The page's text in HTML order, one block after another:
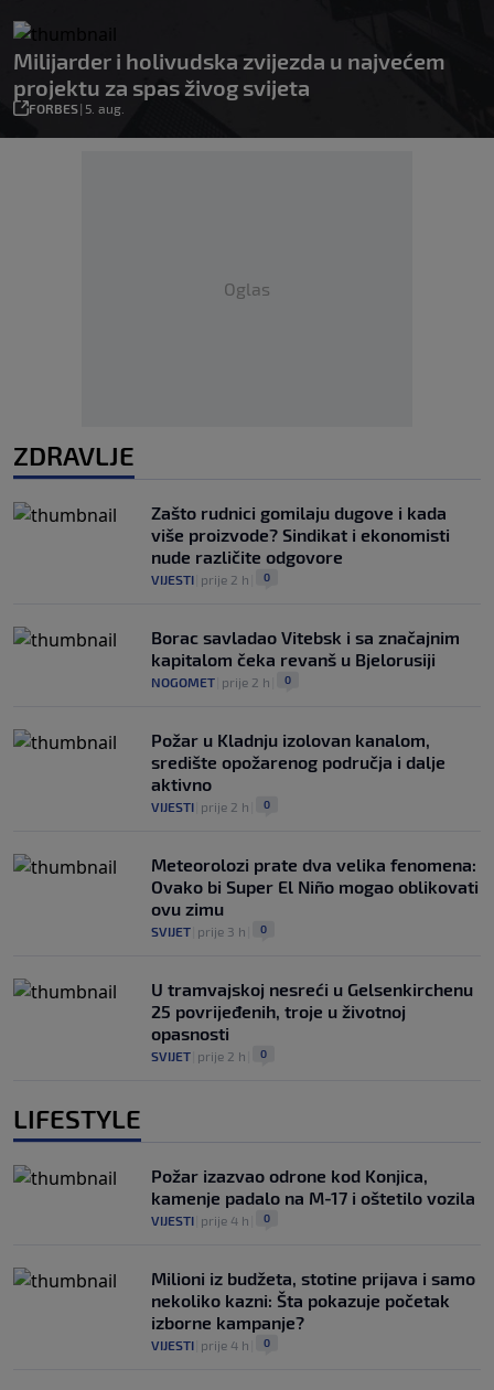
Milijarder i holivudska zvijezda u najvećem
projektu za spas živog svijeta
FORBES| 5. aug.
Oglas
ZDRAVLJE
Zašto rudnici gomilaju dugove i kada
više proizvode? Sindikat i ekonomisti
nude različite odgovore
VIJESTI prije 2 h 0
Borac savladao Vitebsk i sa značajnim
kapitalom čeka revanš u Bjelorusiji
NOGOMET prije 2 h 0
Požar u Kladnju izolovan kanalom,
središte opožarenog područja i dalje
aktivno
VIJESTI prije 2 h 0
Meteorolozi prate dva velika fenomena:
Ovako bi Super El Niño mogao oblikovati
ovu zimu
SVIJET prije 3 h 0
U tramvajskoj nesreći u Gelsenkirchenu
25 povrijeđenih, troje u životnoj
opasnosti
SVIJET prije 2 h 0
LIFESTYLE
Požar izazvao odrone kod Konjica,
kamenje padalo na M-17 i oštetilo vozila
VIJESTI prije 4 h 0
Milioni iz budžeta, stotine prijava i samo
nekoliko kazni: Šta pokazuje početak
izborne kampanje?
VIJESTI prije 4 h 0